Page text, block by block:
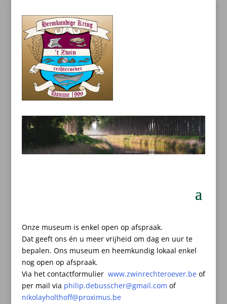
Onze museum is enkel open op afspraak.
Dat geeft ons én u meer vrijheid om dag en uur te
bepalen. Ons museum en heemkundig lokaal enkel
nog open op afspraak.
Via het contactformulier www.zwinrechteroever.be of
per mail via philip.debusscher@gmail.com of
nikolayholthoff@proximus.be